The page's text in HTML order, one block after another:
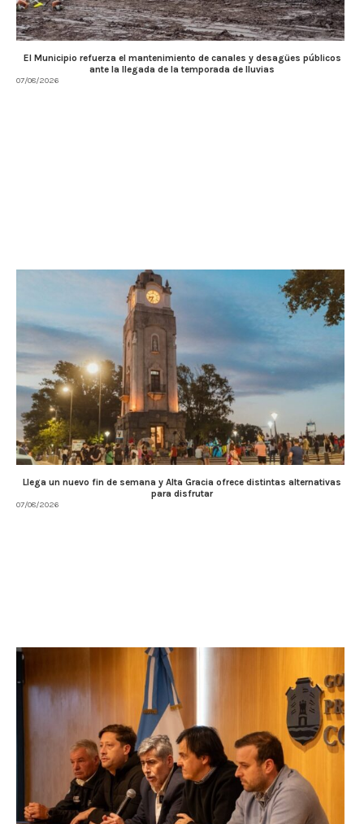
El Municipio refuerza el mantenimiento de canales y desagües públicos
ante la llegada de la temporada de lluvias
07/08/2026
Llega un nuevo fin de semana y Alta Gracia ofrece distintas alternativas
para disfrutar
07/08/2026